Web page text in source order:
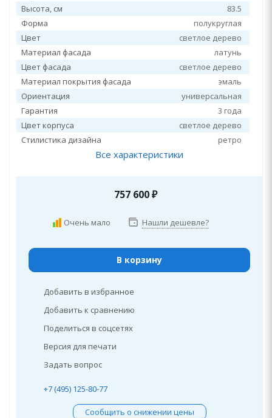
Высота, см
83.5
Форма
полукруглая
Цвет
светлое дерево
Материал фасада
латунь
Цвет фасада
светлое дерево
Материал покрытия фасада
эмаль
Ориентация
универсальная
Гарантия
3 года
Цвет корпуса
светлое дерево
Стилистика дизайна
ретро
Все характеристики
757 600₽
Очень мало Нашли дешевле?
В корзину
Добавить в избранное
Добавить к сравнению
Поделиться в соцсетях
Версия для печати
Задать вопрос
+7 (495) 125-80-77
Сообщить о снижении цены